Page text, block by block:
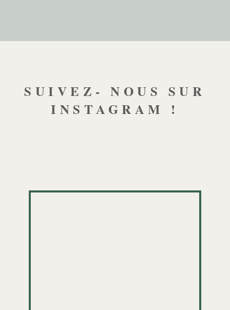
SUIVEZ- NOUS SUR
INSTAGRAM !